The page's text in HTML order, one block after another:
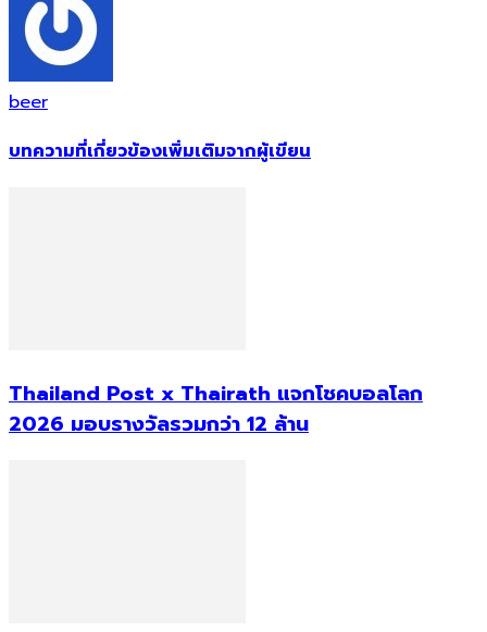
beer
บทความที่เกี่ยวข้องเพิ่มเติมจากผู้เขียน
Thailand Post x Thairath แจกโชคบอลโลก
2026 มอบรางวัลรวมกว่า 12 ล้าน